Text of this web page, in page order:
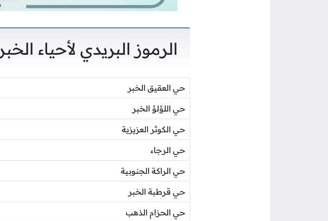
الرموز البريدي لأحياء الخبر
حي العقيق الخبر
حي اللؤلؤ الخبر
حي الكوثر العزيزية
حي الرجاء
حي الراكة الجنوبية
حي قرطبة الخبر
حي الحزام الذهب